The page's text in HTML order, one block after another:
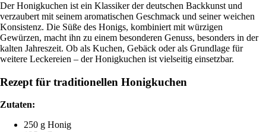
Der Honigkuchen ist ein Klassiker der deutschen Backkunst und
verzaubert mit seinem aromatischen Geschmack und seiner weichen
Konsistenz. Die Süße des Honigs, kombiniert mit würzigen
Gewürzen, macht ihn zu einem besonderen Genuss, besonders in der
kalten Jahreszeit. Ob als Kuchen, Gebäck oder als Grundlage für
weitere Leckereien – der Honigkuchen ist vielseitig einsetzbar.
Rezept für traditionellen Honigkuchen
Zutaten:
250 g Honig